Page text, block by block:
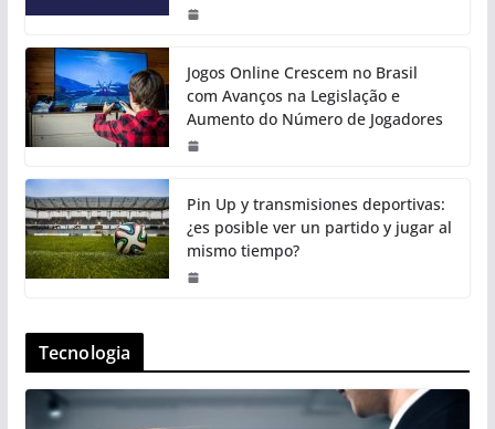
Jogos Online Crescem no Brasil
com Avanços na Legislação e
Aumento do Número de Jogadores
Pin Up y transmisiones deportivas:
¿es posible ver un partido y jugar al
mismo tiempo?
Tecnologia